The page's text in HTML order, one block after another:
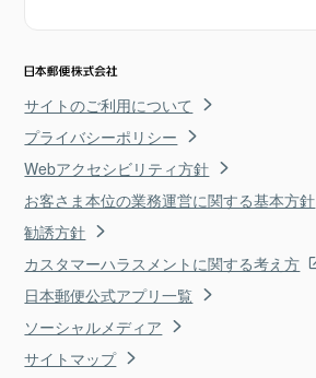
サイトのご利用について
プライバシーポリシー
Webアクセシビリティ方針
お客さま本位の業務運営に関する基本方針
勧誘方針
カスタマーハラスメントに関する考え方
日本郵便公式アプリ一覧
ソーシャルメディア
サイトマップ